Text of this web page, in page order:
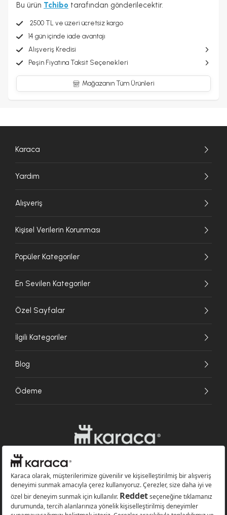
Bu ürün Tchibo tarafından gönderilecektir.
2500 TL ve üzeri ücretsiz kargo
14 gün içinde iade avantajı
Alışveriş Kredisi
Peşin Fiyatına Taksit Seçenekleri
Mağazanın Tüm Ürünleri
Karaca
Yardım
Alışveriş
Kişisel Verilerin Korunması
Popüler Kategoriler
En Sevilen Kategoriler
Özel Sayfalar
İlgili Kategoriler
Blog
Ödeme
Websitesinde kullanılan bazı görseller yapay zekâ (AI) ile üretilmiştir.